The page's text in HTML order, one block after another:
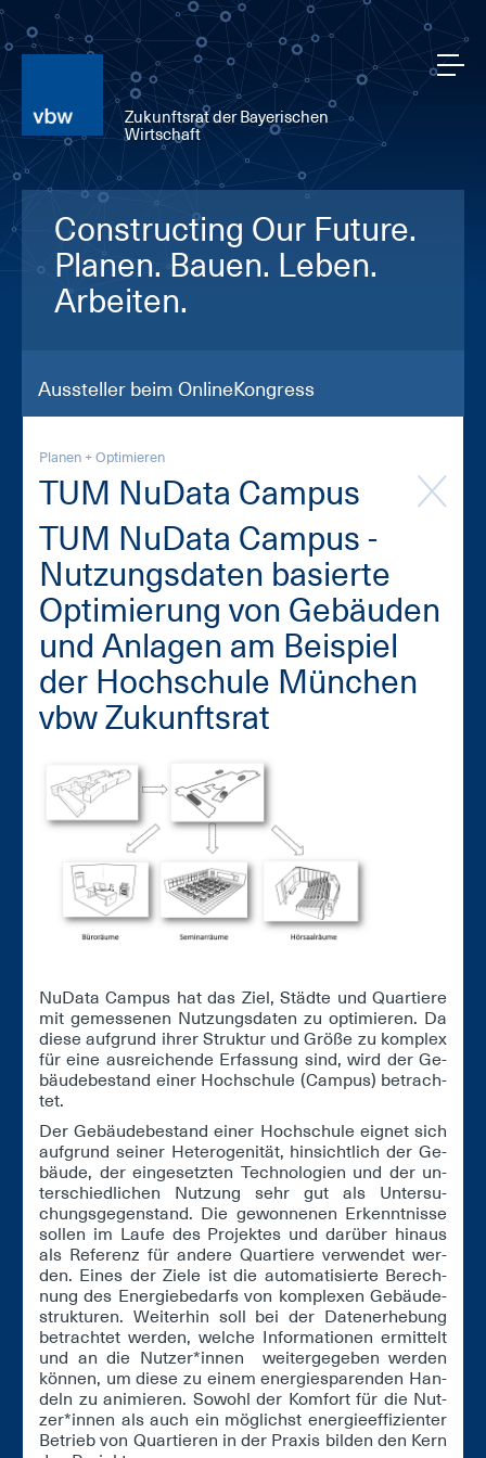
Zukunftsrat der Bayerischen
Wirtschaft
Constructing Our Future.
Planen. Bauen. Leben.
Arbeiten.
Aussteller beim OnlineKongress
Planen + Optimieren
TUM Nu­Da­ta Cam­pus
TUM Nu­Da­ta Cam­pus -
Nut­zungs­da­ten ba­sier­te
Op­ti­mie­rung von Ge­bäu­den
und An­la­gen am Bei­spiel
der Hoch­schu­le Mün­chen
vbw Zu­kunfts­rat
Nu­Da­ta Cam­pus hat das Ziel, Städ­te und Quar­tie­re
mit ge­mes­se­nen Nut­zungs­da­ten zu op­ti­mie­ren. Da
die­se auf­grund ih­rer Struk­tur und Grö­ße zu kom­plex
für ei­ne aus­rei­chen­de Er­fas­sung sind, wird der Ge­
bäu­de­be­stand ei­ner Hoch­schu­le (Cam­pus) be­trach­
tet.
Der Ge­bäu­de­be­stand ei­ner Hoch­schu­le eig­net sich
auf­grund sei­ner He­te­ro­ge­ni­tät, hin­sicht­lich der Ge­
bäu­de, der ein­ge­setz­ten Tech­no­lo­gi­en und der un­
ter­schied­li­chen Nut­zung sehr gut als Un­ter­su­
chungs­ge­gen­stand. Die ge­won­ne­nen Er­kennt­nis­se
sol­len im Lau­fe des Pro­jek­tes und dar­über hin­aus
als Re­fe­renz für an­de­re Quar­tie­re ver­wen­det wer­
den. Ei­nes der Zie­le ist die au­to­ma­ti­sier­te Be­rech­
nung des En­er­gie­be­darfs von kom­ple­xen Ge­bäu­de­
struk­tu­ren. Wei­ter­hin soll bei der Da­ten­er­he­bung
be­trach­tet wer­den, wel­che In­for­ma­tio­nen er­mit­telt
und an die Nut­zer*in­nen wei­ter­ge­ge­ben wer­den
kön­nen, um die­se zu ei­nem en­er­gie­spa­ren­den Han­
deln zu ani­mie­ren. So­wohl der Kom­fort für die Nut­
zer*in­nen als auch ein mög­lichst en­er­gie­ef­fi­zi­en­ter
Be­trieb von Quar­tie­ren in der Pra­xis bil­den den Kern